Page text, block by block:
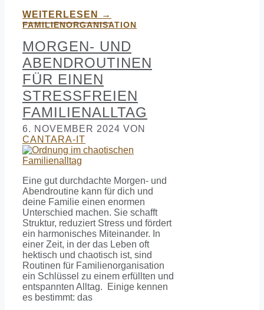
WEITERLESEN →
FAMILIENORGANISATION
MORGEN- UND
ABENDROUTINEN
FÜR EINEN
STRESSFREIEN
FAMILIENALLTAG
6. NOVEMBER 2024 VON
CANTARA-IT
Eine gut durchdachte Morgen- und
Abendroutine kann für dich und
deine Familie einen enormen
Unterschied machen. Sie schafft
Struktur, reduziert Stress und fördert
ein harmonisches Miteinander. In
einer Zeit, in der das Leben oft
hektisch und chaotisch ist, sind
Routinen für Familienorganisation
ein Schlüssel zu einem erfüllten und
entspannten Alltag. Einige kennen
es bestimmt: das